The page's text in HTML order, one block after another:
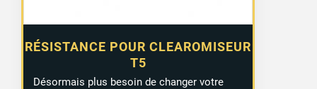
RÉSISTANCE POUR CLEAROMISEUR
T5
Désormais plus besoin de changer votre